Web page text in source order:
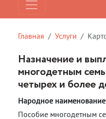
Главная Услуги
Назначение и
многодетным
четырех и более
Народное
Пособие многодетным